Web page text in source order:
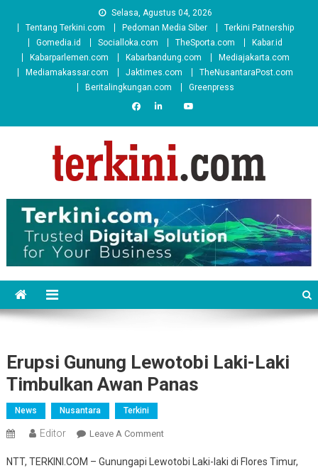
Selasa, Agustus 04, 2026
Tentang Terkini.com
Pedoman Media Siber
Terkini Patnership
Gomedia.id
Socialloka.com TheSporta.com
Kabar.id
Kabarparlemen.com
Kabarbandung.com
Mediajakarta.com
Mediamakassar.com
Jaktimes.com
TheNusantaraPost.com
Beritalingkungan.com
Greenpress
Erupsi Gunung Lewotobi Laki-Laki
Timbulkan Awan Panas
News Nusantara Terkini
Editor Leave A CommentOn
Gunung
NTT, TERKINI.COM – Gunungapi Lewotobi Laki-laki di Flores Timur,